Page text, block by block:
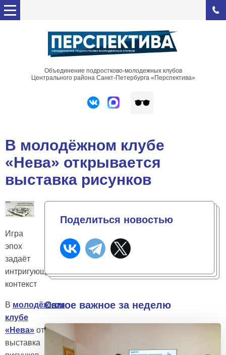
Объединение подростково-молодежных клубов
Центрального района Санкт-Петербурга «Перспектива»
В молодёжном клубе
«Нева» открывается
выставка рисунков
Игра
эпох
задаёт
интригующий
контекст
В молодёжном
клубе
«Нева» открывается
выставка
Поделиться новостью
Самое важное за неделю